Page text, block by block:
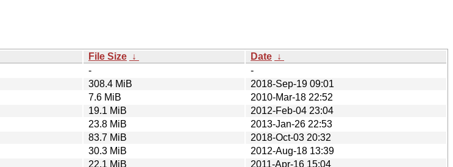
File Size ↓ Date ↓
-
-
308.4 MiB
2018-Sep-19 09:01
7.6 MiB
2010-Mar-18 22:52
19.1 MiB
2012-Feb-04 23:04
23.8 MiB
2013-Jan-26 22:53
83.7 MiB
2018-Oct-03 20:32
30.3 MiB
2012-Aug-18 13:39
22.1 MiB
2011-Apr-16 15:04